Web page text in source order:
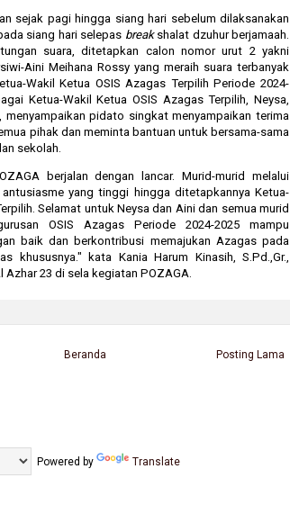
sejak pagi hingga siang hari sebelum dilaksanakan
siang hari selepas breakshalat dzuhur berjamaah.
suara, ditetapkan calon nomor urut 2 yakni
Aini Meihana Rossy yang meraih suara terbanyak
Wakil Ketua OSIS Azagas Terpilih Periode 2024-
Ketua-Wakil Ketua OSIS Azagas Terpilih, Neysa,
menyampaikan pidato singkat menyampaikan terima
pihak dan meminta bantuan untuk bersama-sama
sekolah.
berjalan dengan lancar. Murid-murid melalui
yang tinggi hingga ditetapkannya Ketua-
Selamat untuk Neysa dan Aini dan semua murid
OSIS Azagas Periode 2024-2025 mampu
baik dan berkontribusi memajukan Azagas pada
khususnya." kata Kania Harum Kinasih, S.Pd.,Gr.,
Azhar 23 di sela kegiatan POZAGA.
Posting Lama
Beranda
Powered by Translate